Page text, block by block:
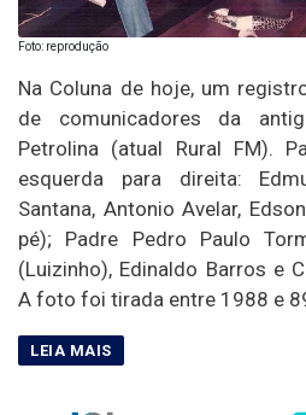
Foto: reprodução
Na Coluna de hoje, um
de comunicadores da
Petrolina (atual Rural FM).
esquerda para direita:
Santana, Antonio Avelar,
pé); Padre Pedro Paulo
(Luizinho), Edinaldo Barros e
A foto foi tirada entre 1988 e